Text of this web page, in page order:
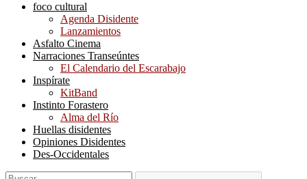
foco cultural
Agenda Disidente
Lanzamientos
Asfalto Cinema
Narraciones Transeúntes
El Calendario del Escarabajo
Inspírate
KitBand
Instinto Forastero
Alma del Río
Huellas disidentes
Opiniones Disidentes
Des-Occidentales